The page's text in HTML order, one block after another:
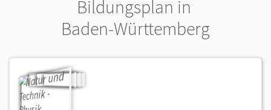
Bildungsplan in
Baden-Württemberg